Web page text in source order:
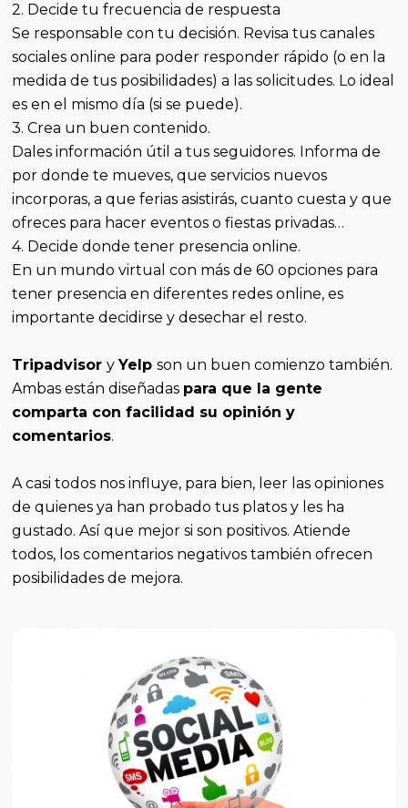
2. Decide tu frecuencia de respuesta
Se responsable con tu decisión. Revisa tus canales
sociales online para poder responder rápido (o en la
medida de tus posibilidades) a las solicitudes. Lo ideal
es en el mismo día (si se puede).
3. Crea un buen contenido.
Dales información útil a tus seguidores. Informa de
por donde te mueves, que servicios nuevos
incorporas, a que ferias asistirás, cuanto cuesta y que
ofreces para hacer eventos o fiestas privadas…
4. Decide donde tener presencia online.
En un mundo virtual con más de 60 opciones para
tener presencia en diferentes redes online, es
importante decidirse y desechar el resto.
TripadvisoryYelpson un buen comienzo también.
Ambas están diseñadas para que la gente
comparta con facilidad su opinión y
comentarios.
A casi todos nos influye, para bien, leer las opiniones
de quienes ya han probado tus platos y les ha
gustado. Así que mejor si son positivos. Atiende
todos, los comentarios negativos también ofrecen
posibilidades de mejora.